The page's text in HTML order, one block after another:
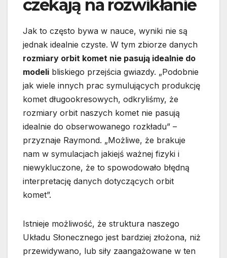
czekają na rozwikłanie
Jak to często bywa w nauce, wyniki nie są
jednak idealnie czyste. W tym zbiorze danych
rozmiary orbit komet nie pasują idealnie do
modeli bliskiego przejścia gwiazdy. „Podobnie
jak wiele innych prac symulujących produkcję
komet długookresowych, odkryliśmy, że
rozmiary orbit naszych komet nie pasują
idealnie do obserwowanego rozkładu” –
przyznaje Raymond. „Możliwe, że brakuje
nam w symulacjach jakiejś ważnej fizyki i
niewykluczone, że to spowodowało błędną
interpretację danych dotyczących orbit
komet”.
Istnieje możliwość, że struktura naszego
Układu Słonecznego jest bardziej złożona, niż
przewidywano, lub siły zaangażowane w ten